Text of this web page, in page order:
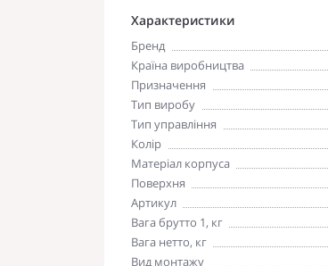
Характеристики
Бренд
Країна виробництва
Призначення
Тип виробу
Тип управління
Колір
Матеріал корпуса
Поверхня
Артикул
Вага брутто 1, кг
Вага нетто, кг
Вид монтажу